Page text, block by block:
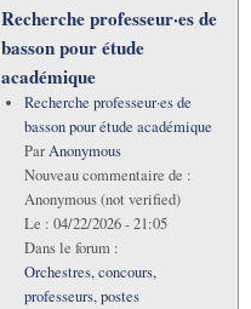
Recherche professeur·es de
basson pour étude
académique
Recherche professeur·es de
basson pour étude académique
ParAnonymous
Nouveau commentaire de :
Anonymous (not verified)
Le : 04/22/2026 - 21:05
Dans le forum :
Orchestres, concours,
professeurs, postes